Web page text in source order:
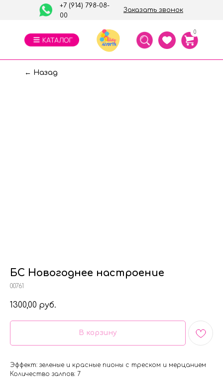
Заказать звонок
+7 (914) 798-08-
00
0
← Назад
БС Новогоднее настроение
00761
1300,00 руб.
В корзину
Эффект: зеленые и красные пионы с треском и мерцанием
Количество залпов: 7